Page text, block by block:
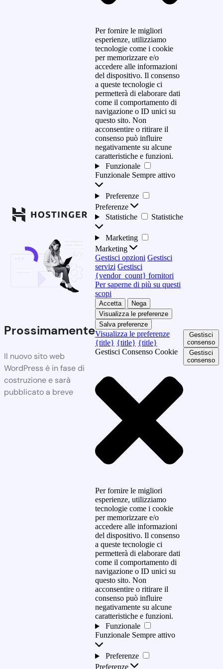
Prossimamente
Il nuovo sito web
WordPress è in fase di
costruzione e sarà
pubblicato a breve
Per fornire le migliori
esperienze, utilizziamo
tecnologie come i cookie
per memorizzare e/o
accedere alle informazioni
del dispositivo. Il consenso
a queste tecnologie ci
permetterà di elaborare dati
come il comportamento di
navigazione o ID unici su
questo sito. Non
acconsentire o ritirare il
consenso può influire
negativamente su alcune
caratteristiche e funzioni.
Funzionale
Funzionale Sempre attivo
Preferenze
Preferenze
Statistiche
Statistiche
Marketing
Marketing
Gestisci opzioni Gestisci
servizi Gestisci
{vendor_count} fornitori
Per saperne di più su questi
scopi
Accetta
Nega
Visualizza le preferenze
Salva preferenze
Visualizza le preferenze
{title} {title} {title}
Gestisci Consenso Cookie
Per fornire le migliori
esperienze, utilizziamo
tecnologie come i cookie
per memorizzare e/o
accedere alle informazioni
del dispositivo. Il consenso
a queste tecnologie ci
permetterà di elaborare dati
come il comportamento di
navigazione o ID unici su
questo sito. Non
acconsentire o ritirare il
consenso può influire
negativamente su alcune
caratteristiche e funzioni.
Funzionale
Funzionale Sempre attivo
Preferenze
Preferenze
Gestisci
consenso
Gestisci
consenso